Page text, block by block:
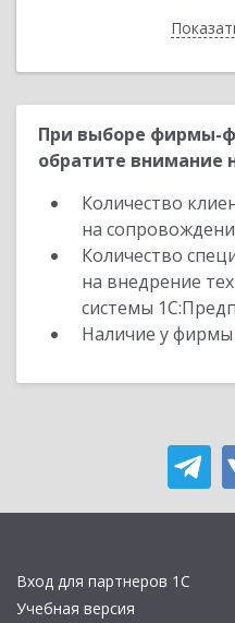
При выборе фирмы-
обратите внимание
Количество
на
Количество
на внедрение
системы
Наличие у фирмы
Вход для партнеров 1С
Учебная версия